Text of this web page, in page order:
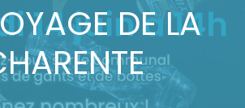
DE LA